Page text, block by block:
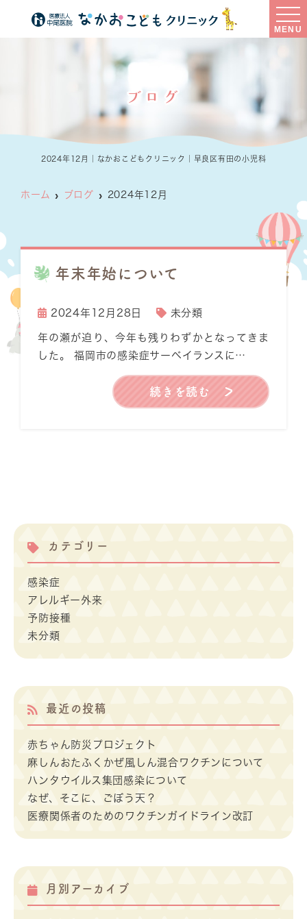
MENU
ブログ
2024年12月｜なかおこどもクリニック｜早良区有田の小児科
ホーム ブログ 2024年12月
年末年始について
2024年12月28日 未分類
年の瀬が迫り、今年も残りわずかとなってきま
した。 福岡市の感染症サーベイランスに…
続きを読む
カテゴリー
感染症
アレルギー外来
予防接種
未分類
最近の投稿
赤ちゃん防災プロジェクト
麻しんおたふくかぜ風しん混合ワクチンについて
ハンタウイルス集団感染について
なぜ、そこに、ごぼう天？
医療関係者のためのワクチンガイドライン改訂
月別アーカイブ